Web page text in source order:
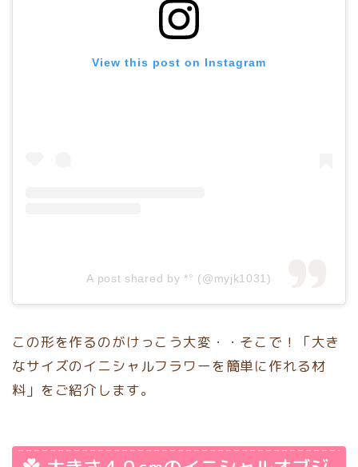
View this post on Instagram
A post shared by *° (@myjk1031)
この形を作るのがけっこう大変・・そこで！「大き
なサイズのイニシャルフラワーを簡単に作れる材
料」をご紹介します。